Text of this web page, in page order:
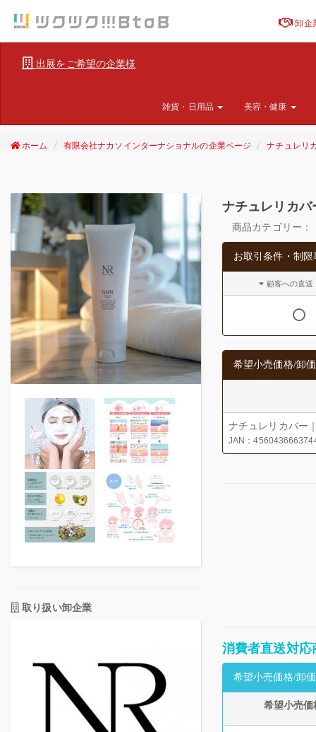
卸企
出展をご希望の企業様
雑貨・日用品 美容・健康
ホーム 有限会社ナカソインターナショナルの企業ページ ナチュレリ
取り扱い卸企業
ナチュレリカ
商品カテゴリー：
お取引条件・制限
顧客への直送
希望小売価格/卸
ナチュレリカバー
JAN：
消費者直送対応
希望小売価格/卸
希望小売価